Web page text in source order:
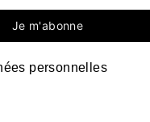
Je m'abonne
personnelles